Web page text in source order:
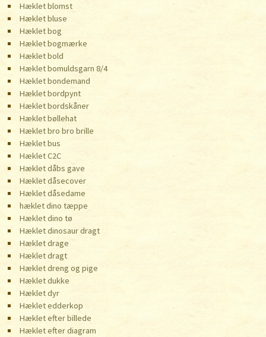
Hæklet blomst
Hæklet bluse
Hæklet bog
Hæklet bogmærke
Hæklet bold
Hæklet bomuldsgarn 8/4
Hæklet bondemand
Hæklet bordpynt
Hæklet bordskåner
Hæklet bøllehat
Hæklet bro bro brille
Hæklet bus
Hæklet C2C
Hæklet dåbs gave
Hæklet dåsecover
Hæklet dåsedame
hæklet dino tæppe
Hæklet dino tø
Hæklet dinosaur dragt
Hæklet drage
Hæklet dragt
Hæklet dreng og pige
Hæklet dukke
Hæklet dyr
Hæklet edderkop
Hæklet efter billede
Hæklet efter diagram